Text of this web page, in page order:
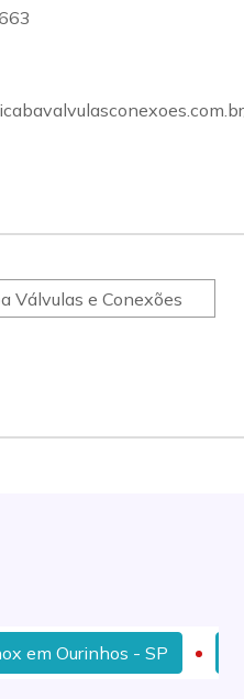
Ourinhos - SP Sede